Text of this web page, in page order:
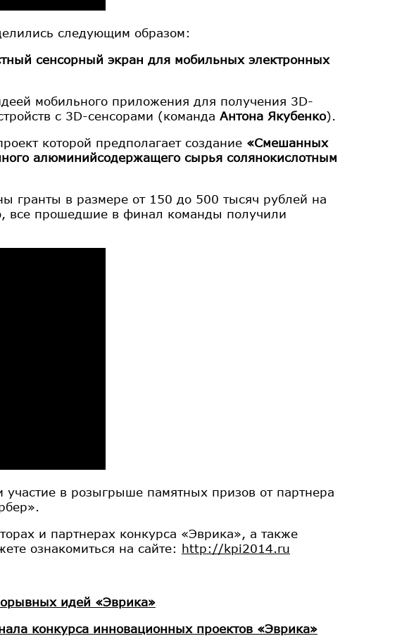
следующим образом:
сенсорный экран для мобильных электронных
мобильного приложения для получения 3D-
с 3D-сенсорами (команда Антона Якубенко).
которой предполагает создание «Смешанных
алюминийсодержащего сырья солянокислотным
гранты в размере от 150 до 500 тысяч рублей на
все прошедшие в финал команды получили
в розыгрыше памятных призов от партнера
и партнерах конкурса «Эврика», а также
ознакомиться на сайте: http://kpi2014.ru
идей «Эврика»
конкурса инновационных проектов «Эврика»